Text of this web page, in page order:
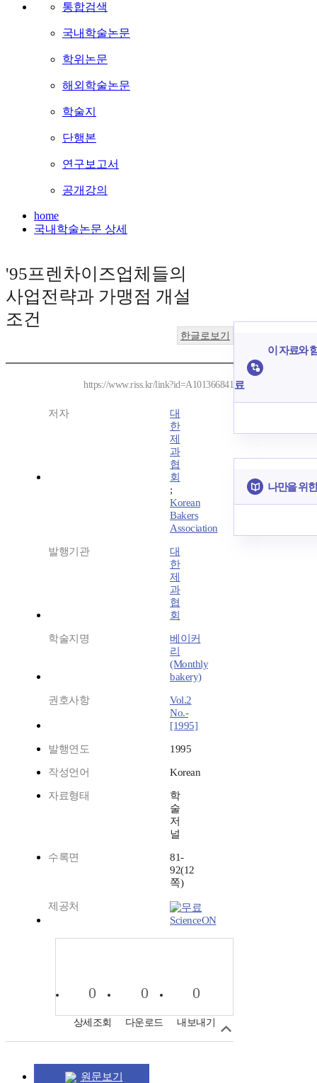
통합검색
국내학술논문
학위논문
해외학술논문
학술지
단행본
연구보고서
공개강의
home
국내학술논문 상세
'95프렌차이즈업체들의
사업전략과 가맹점 개설
조건
한글로보기
https://www.riss.kr/link?id=A101366841
저자
대
한
제
과
협
회
;
Korean
Bakers
Association
발행기관
대
한
제
과
협
회
학술지명
베이커
리
(Monthly
bakery)
권호사항
Vol.2
No.-
[1995]
발행연도 1995
작성언어 Korean
자료형태
학
술
저
널
수록면
81-
92(12
쪽)
제공처
ScienceON
0
상세조회
0
다운로드
0
내보내기
원문보기
이 자료와
료
나만을 위